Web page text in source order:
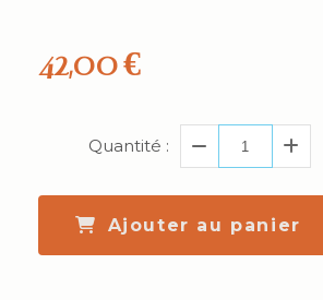
42,00€
Quantité :
Ajouter au panier